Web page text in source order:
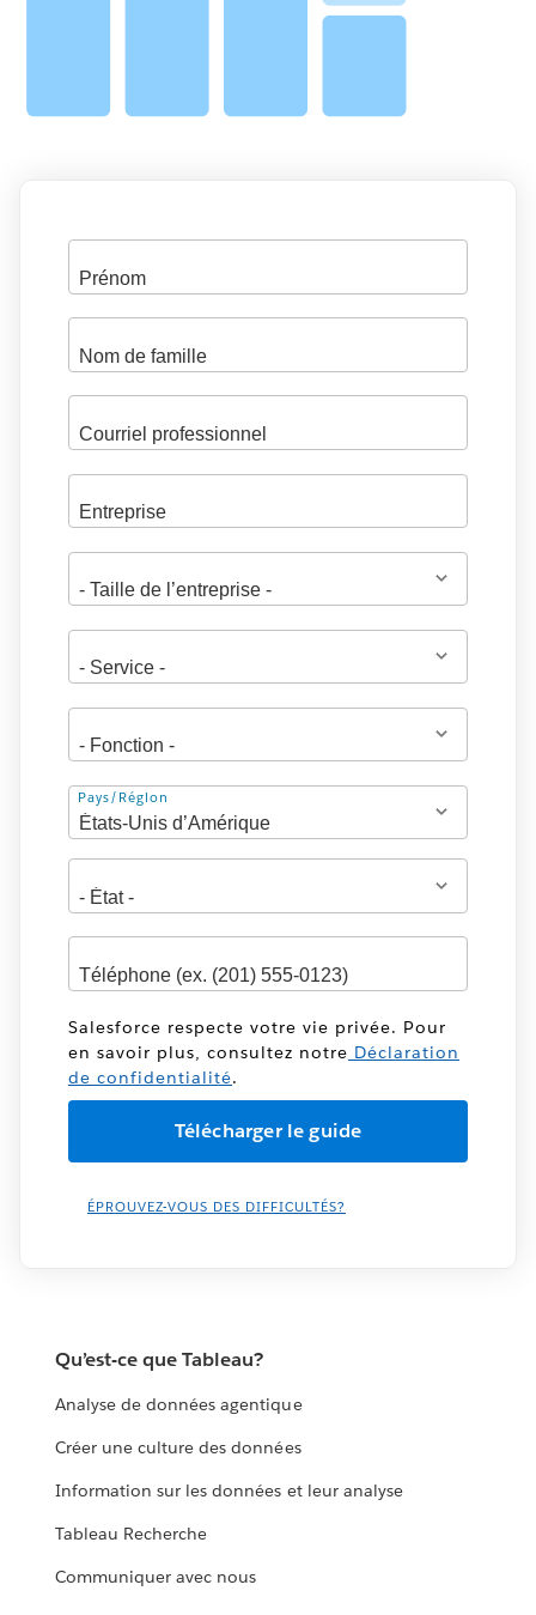
Adresse
Pays/Région
Salesforce respecte votre vie privée. Pour
en savoir plus, consultez notre Déclaration
de confidentialité.
ÉPROUVEZ-VOUS DES DIFFICULTÉS?
Qu’est-ce que Tableau?
Analyse de données agentique
Créer une culture des données
Information sur les données et leur analyse
Tableau Recherche
Communiquer avec nous